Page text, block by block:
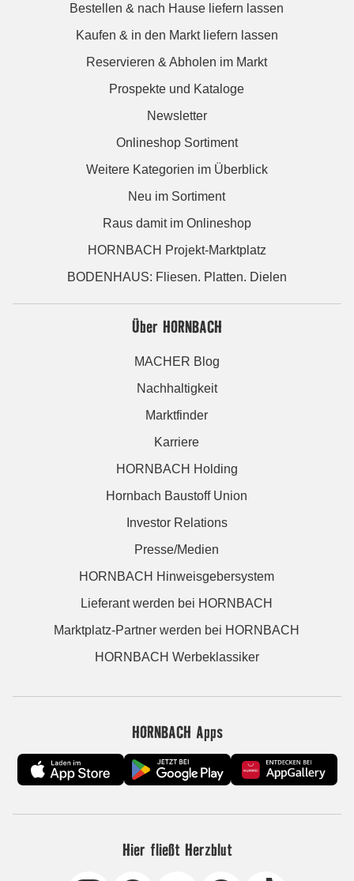
Bestellen & nach Hause liefern lassen
Kaufen & in den Markt liefern lassen
Reservieren & Abholen im Markt
Prospekte und Kataloge
Newsletter
Onlineshop Sortiment
Weitere Kategorien im Überblick
Neu im Sortiment
Raus damit im Onlineshop
HORNBACH Projekt-Marktplatz
BODENHAUS: Fliesen. Platten. Dielen
Über HORNBACH
MACHER Blog
Nachhaltigkeit
Marktfinder
Karriere
HORNBACH Holding
Hornbach Baustoff Union
Investor Relations
Presse/Medien
HORNBACH Hinweisgebersystem
Lieferant werden bei HORNBACH
Marktplatz-Partner werden bei HORNBACH
HORNBACH Werbeklassiker
HORNBACH Apps
Hier fließt Herzblut